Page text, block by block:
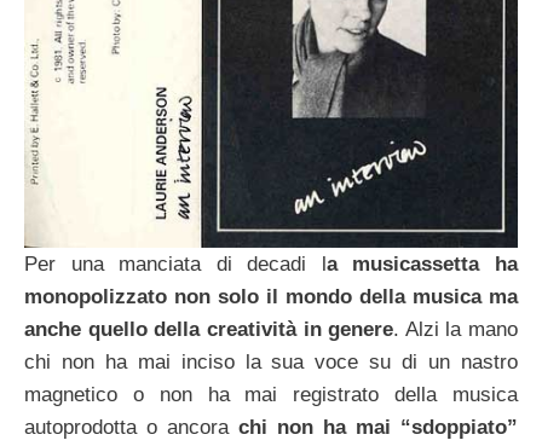
Per una manciata di decadi la musicassetta ha
monopolizzato non solo il mondo della musica ma
anche quello della creatività in genere. Alzi la mano
chi non ha mai inciso la sua voce su di un nastro
magnetico o non ha mai registrato della musica
autoprodotta o ancora chi non ha mai “sdoppiato”